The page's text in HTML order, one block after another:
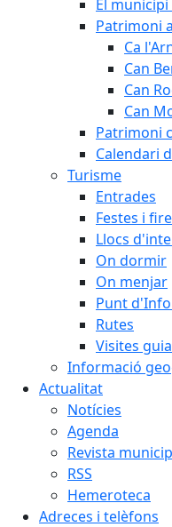
El
Patrimoni
Ca
Can
Can
Can
Patrimoni
Calendari
Turisme
Entrades
Festes i
Llocs
On dormir
On menjar
Punt
Rutes
Visites
Informació
Actualitat
Notícies
Agenda
Revista
RSS
Hemeroteca
Adreces i telèfons